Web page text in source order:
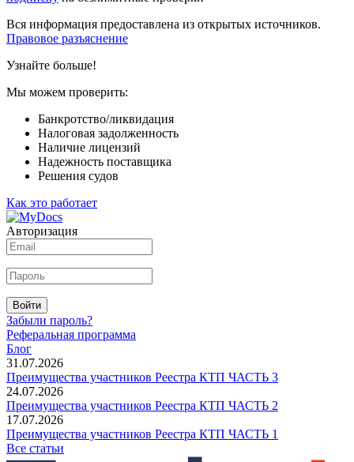
Вся информация предоставлена из открытых источников.
Правовое разъяснение
Узнайте больше!
Мы можем проверить:
Банкротство/ликвидация
Налоговая задолженность
Наличие лицензий
Надежность поставщика
Решения судов
Как это работает
Авторизация
Войти
Забыли пароль?
Реферальная программа
Блог
31.07.2026
Преимущества участников Реестра КТП ЧАСТЬ 3
24.07.2026
Преимущества участников Реестра КТП ЧАСТЬ 2
17.07.2026
Преимущества участников Реестра КТП ЧАСТЬ 1
Все статьи